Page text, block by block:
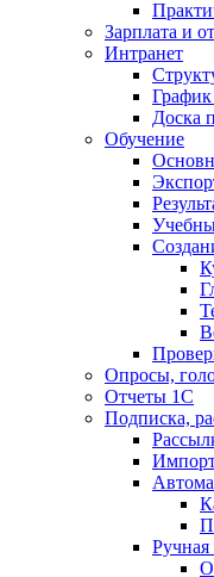
Зарплата и
Интранет
График
Доска
Обучение
Опросы,
Отчеты 1С
Подписка,
Ручная